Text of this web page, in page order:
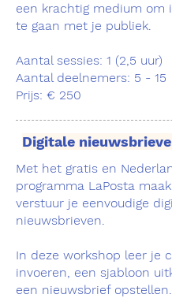
een krachtig medium om
te gaan met je publiek.
Aantal sessies: 1 (2,5 uur)
Aantal deelnemers: 5 - 15
Prijs: € 250
Digitale
Met het gratis en
programma LaPosta
verstuur je eenvoudige
nieuwsbrieven.
In deze workshop leer je
invoeren, een sjabloon
een nieuwsbrief